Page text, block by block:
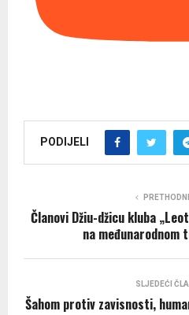
PODIJELI
Članovi Džiu-džicu kluba
na međunarodnom
SLJEDEĆI
Šahom protiv zavisnosti,